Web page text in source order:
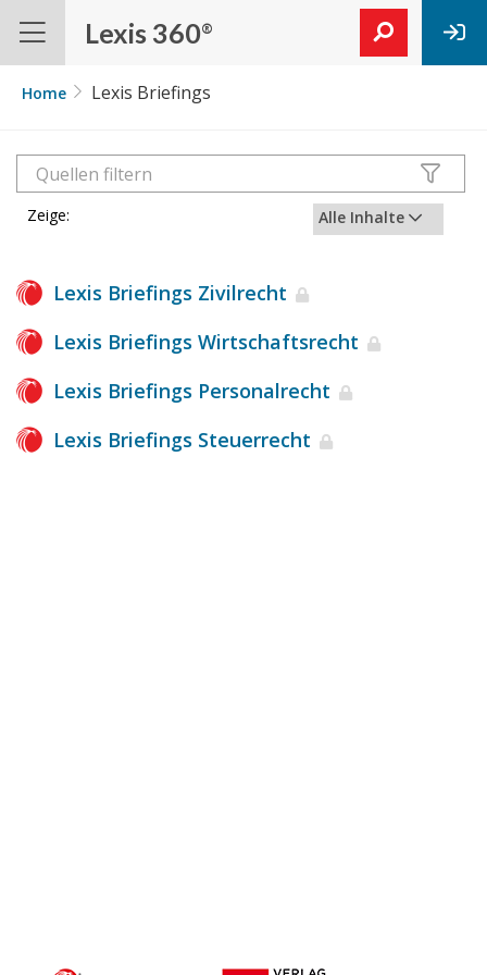
Lexis 360®
Home Lexis Briefings
Zeige: Alle Inhalte
Lexis Briefings Zivilrecht
Lexis Briefings Wirtschaftsrecht
Lexis Briefings Personalrecht
Lexis Briefings Steuerrecht